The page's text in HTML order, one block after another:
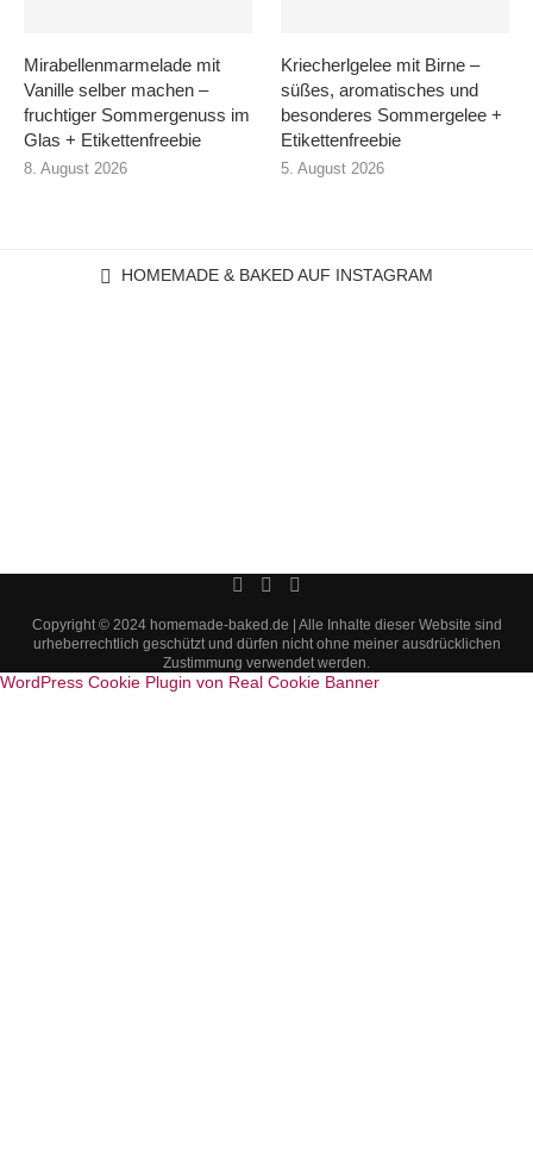
Mirabellenmarmelade mit
Vanille selber machen –
fruchtiger Sommergenuss im
Glas + Etikettenfreebie
8. August 2026
Kriecherlgelee mit Birne –
süßes, aromatisches und
besonderes Sommergelee +
Etikettenfreebie
5. August 2026
HOMEMADE & BAKED AUF INSTAGRAM
Copyright © 2024 homemade-baked.de | Alle Inhalte dieser Website sind
urheberrechtlich geschützt und dürfen nicht ohne meiner ausdrücklichen
Zustimmung verwendet werden.
WordPress Cookie Plugin von Real Cookie Banner